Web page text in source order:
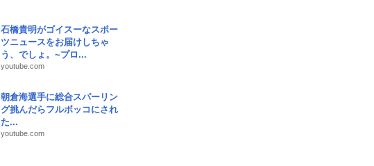
石橋貴明がゴイスーなスポー
ツニュースをお届けしちゃ
う、でしょ。~プロ...
youtube.com
朝倉海選手に総合スパーリン
グ挑んだらフルボッコにされ
た...
youtube.com